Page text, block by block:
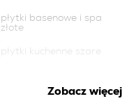
płytki basenowe i spa
złote
płytki kuchenne szare
Zobacz więcej